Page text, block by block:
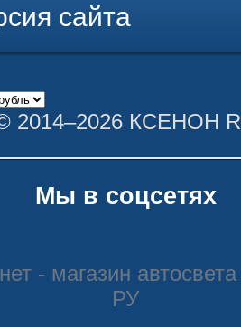
сайта
2014–2026 КСЕНОН
Мы в соцсетях
- магазин
РУ